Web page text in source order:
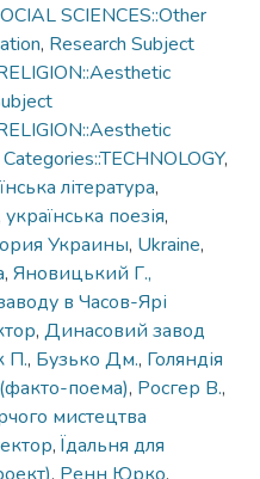
SCIENCES::Other
, Research Subject
,
література,
українська поезія,
Украины, Ukraine,
, Яновицький Г.,
в Часов-Ярі
, Динасовий завод
П., Бузько Дм., Голяндія
поема), Росгер В.,
мистецтва
, Їдальня для